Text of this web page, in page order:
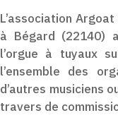
L’association
à Bégard (22140)
l’orgue à tuyaux
l’ensemble des
d’autres musiciens
travers de